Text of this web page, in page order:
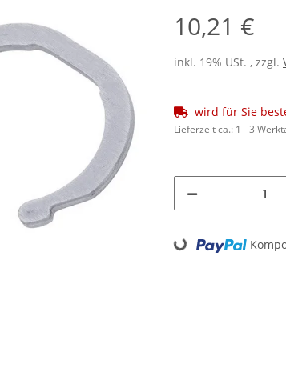
10,21 €
inkl. 19% USt. , zzgl.
wird für Sie
Lieferzeit ca.: 1 - 3
Loading...